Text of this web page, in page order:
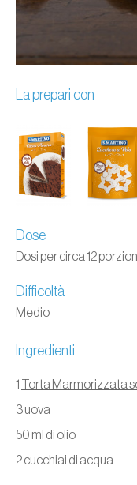
La prepari con
Dose
Dosi per circa 12
Difficoltà
Medio
Ingredienti
1 Torta Marmorizzata
3 uova
50 ml di olio
2 cucchiai di acqua